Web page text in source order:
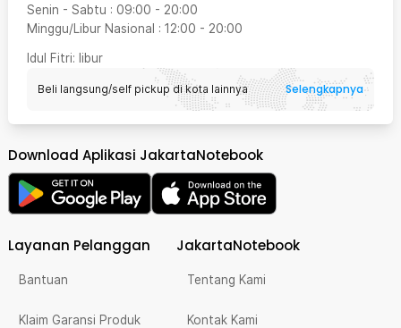
Senin - Sabtu : 09:00 - 20:00
Minggu/Libur Nasional : 12:00 - 20:00
Idul Fitri: libur
Beli langsung/self pickup di kota lainnya Selengkapnya
Download Aplikasi JakartaNotebook
Layanan Pelanggan
Bantuan
Klaim Garansi Produk
JakartaNotebook
Tentang Kami
Kontak Kami